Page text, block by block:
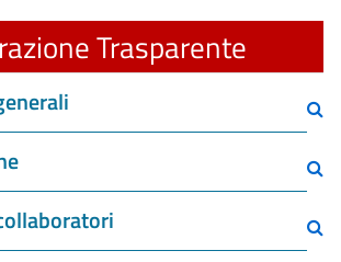
Trasparente